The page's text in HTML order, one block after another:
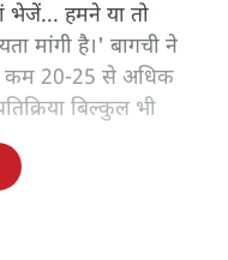
भेजें... हमने या तो
मांगी है।' बागची ने
कम 20-25 से अधिक
बिल्कुल भी